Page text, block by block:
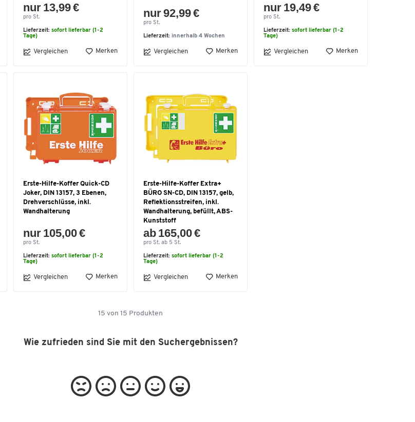
nur 13,99 €
pro St.
Lieferzeit: sofort lieferbar (1-2
Tage)
Vergleichen Merken
nur 92,99 €
pro St.
Lieferzeit: innerhalb 4 Wochen
Vergleichen Merken
nur 19,49 €
pro St.
Lieferzeit: sofort lieferbar (1-2
Tage)
Vergleichen Merken
Erste-Hilfe-Koffer Quick-CD
Joker, DIN 13157, 3 Ebenen,
Drehverschlüsse, inkl.
Wandhalterung
nur 105,00 €
pro St.
Lieferzeit: sofort lieferbar (1-2
Tage)
Vergleichen Merken
Erste-Hilfe-Koffer Extra+
BÜRO SN-CD, DIN 13157, gelb,
Reflektionsstreifen, inkl.
Wandhalterung, befüllt, ABS-
Kunststoff
ab 165,00 €
pro St. ab 5 St.
Lieferzeit: sofort lieferbar (1-2
Tage)
Vergleichen Merken
15 von 15 Produkten
Wie zufrieden sind Sie mit den Suchergebnissen?